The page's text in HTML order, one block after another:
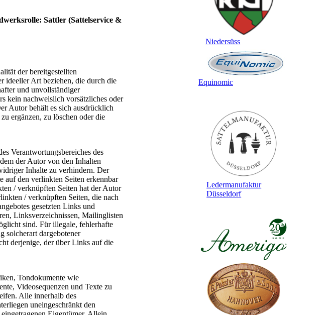
Sattler (Sattelservice &
der bereitgestellten
ideeller Art beziehen, die durch die
und unvollständiger
kein nachweislich vorsätzliches oder
Autor behält es sich ausdrücklich
ergänzen, zu löschen oder die
Verantwortungsbereiches des
der Autor von den Inhalten
Inhalte zu verhindern. Der
auf den verlinkten Seiten erkennbar
/ verknüpften Seiten hat der Autor
/ verknüpften Seiten, die nach
gesetzten Links und
Linksverzeichnissen, Mailinglisten
sind. Für illegale, fehlerhafte
solcherart dargebotener
derjenige, der über Links auf die
Tondokumente wie
Videosequenzen und Texte zu
Alle innerhalb des
uneingeschränkt den
Niedersüss
Equinomic
Ledermanufaktur
Düsseldorf